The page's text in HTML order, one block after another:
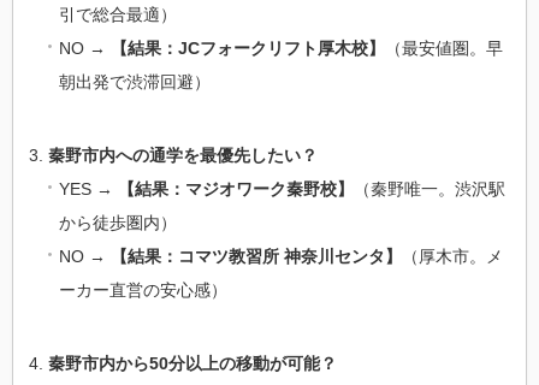
引で総合最適）
NO →
【結果：JCフォークリフト厚木校】
（最安値圏。早
朝出発で渋滞回避）
秦野市内への通学を最優先したい？
YES →
【結果：マジオワーク秦野校】
（秦野唯一。渋沢駅
から徒歩圏内）
NO →
【結果：コマツ教習所 神奈川センタ】
（厚木市。メ
ーカー直営の安心感）
秦野市内から50分以上の移動が可能？